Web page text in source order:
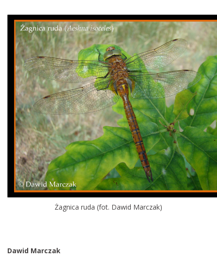
Żagnica ruda (fot. Dawid Marczak)
Dawid Marczak